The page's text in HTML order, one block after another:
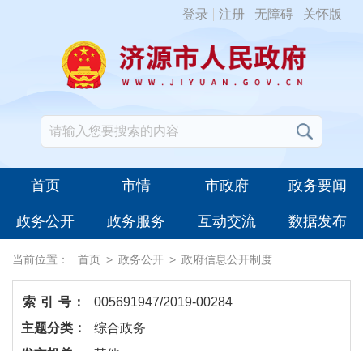
登录 注册 无障碍 关怀版
首页 市情 市政府 政务要闻
政务公开 政务服务 互动交流 数据发布
当前位置： 首页 > 政务公开 > 政府信息公开制度
索 引 号：
005691947/2019-00284
主题分类：
综合政务